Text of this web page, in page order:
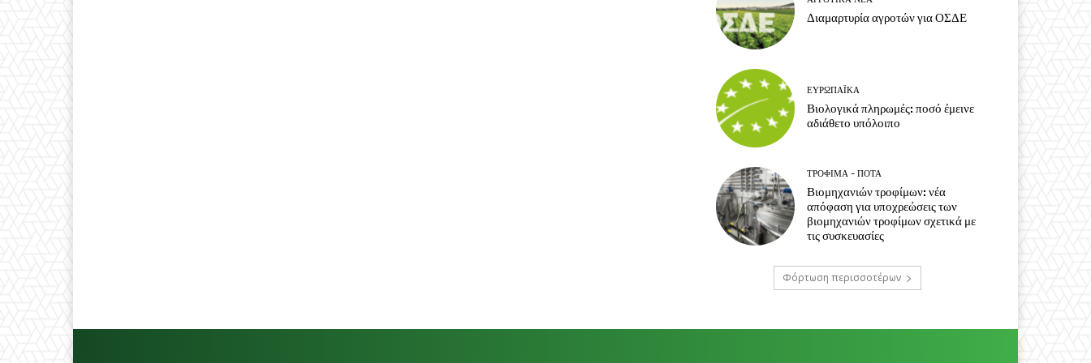
Διαμαρτυρία αγροτών για ΟΣΔΕ
ΕΥΡΩΠΑΪΚΆ
Βιολογικά πληρωμές: ποσό έμεινε
αδιάθετο υπόλοιπο
ΤΡΌΦΙΜΑ - ΠΟΤΆ
Βιομηχανιών τροφίμων: νέα
απόφαση για υποχρεώσεις των
βιομηχανιών τροφίμων σχετικά με
τις συσκευασίες
Φόρτωση περισσοτέρων